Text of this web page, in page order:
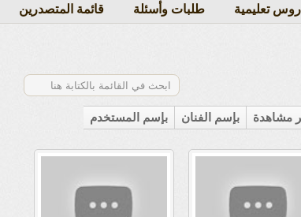
تعليمية طلبات وأسئلة قائمة المتصدرين
مشاهدة بإسم الفنان بإسم المستخدم